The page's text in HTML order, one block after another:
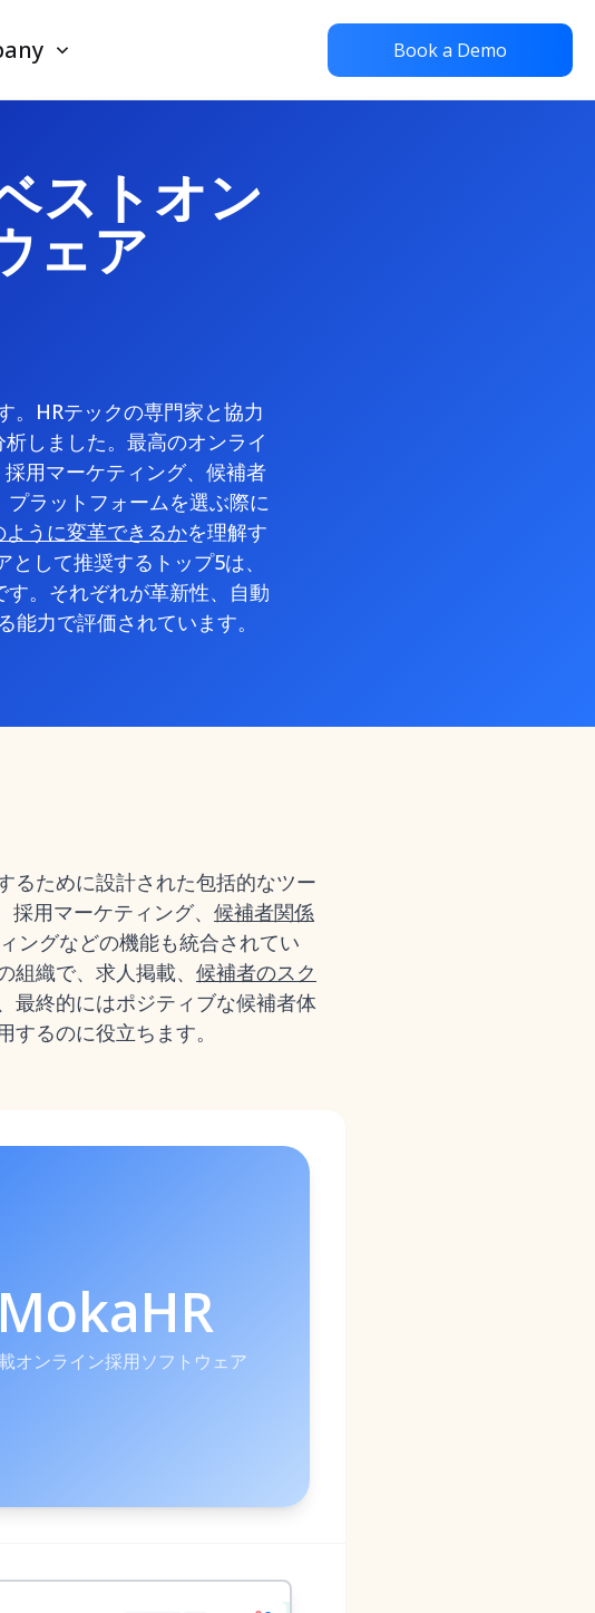
Book a Demo
ストオン
ェア
。HRテックの専門家と協力
しました。最高のオンライ
採用マーケティング、候補者
ラットフォームを選ぶ際に
うに変革できるかを理解す
して推奨するトップ5は、
。それぞれが革新性、自動
力で評価されています。
るために設計された包括的なツー
用マーケティング、 候補者関係
ングなどの機能も統合されてい
織で、求人掲載、 候補者のスク
最終的にはポジティブな候補者体
るのに役立ちます。
MokaHR
オンライン採用ソフトウェア